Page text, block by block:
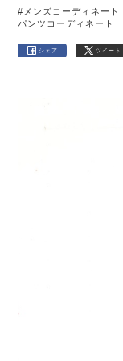
#メンズコーディネート
パンツコーディネート
シェア ツイート